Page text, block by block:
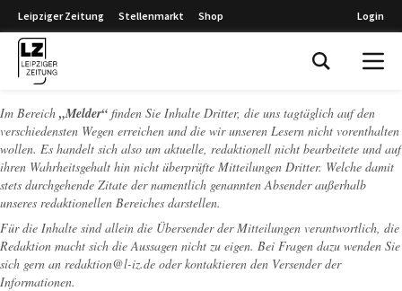
Leipziger Zeitung Stellenmarkt Shop Login
Im Bereich „Melder“ finden Sie Inhalte Dritter, die uns tagtäglich auf den
verschiedensten Wegen erreichen und die wir unseren Lesern nicht vorenthalten
wollen. Es handelt sich also um aktuelle, redaktionell nicht bearbeitete und auf
ihren Wahrheitsgehalt hin nicht überprüfte Mitteilungen Dritter. Welche damit
stets durchgehende Zitate der namentlich genannten Absender außerhalb
unseres redaktionellen Bereiches darstellen.
Für die Inhalte sind allein die Übersender der Mitteilungen verantwortlich, die
Redaktion macht sich die Aussagen nicht zu eigen. Bei Fragen dazu wenden Sie
sich gern an redaktion@l-iz.de oder kontaktieren den Versender der
Informationen.